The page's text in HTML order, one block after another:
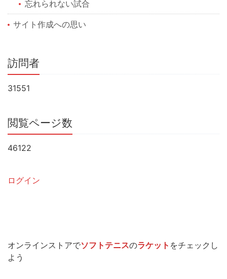
忘れられない試合
サイト作成への思い
訪問者
31551
閲覧ページ数
46122
ログイン
オンラインストアでソフトテニスのラケット をチェックし
よう